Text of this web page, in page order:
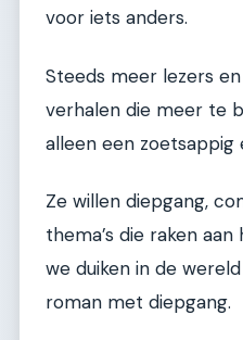
voor iets anders.
Steeds meer lezers
verhalen die meer te
alleen een zoetsappig
Ze willen diepgang,
thema’s die raken
we duiken in de
roman met diepgang.